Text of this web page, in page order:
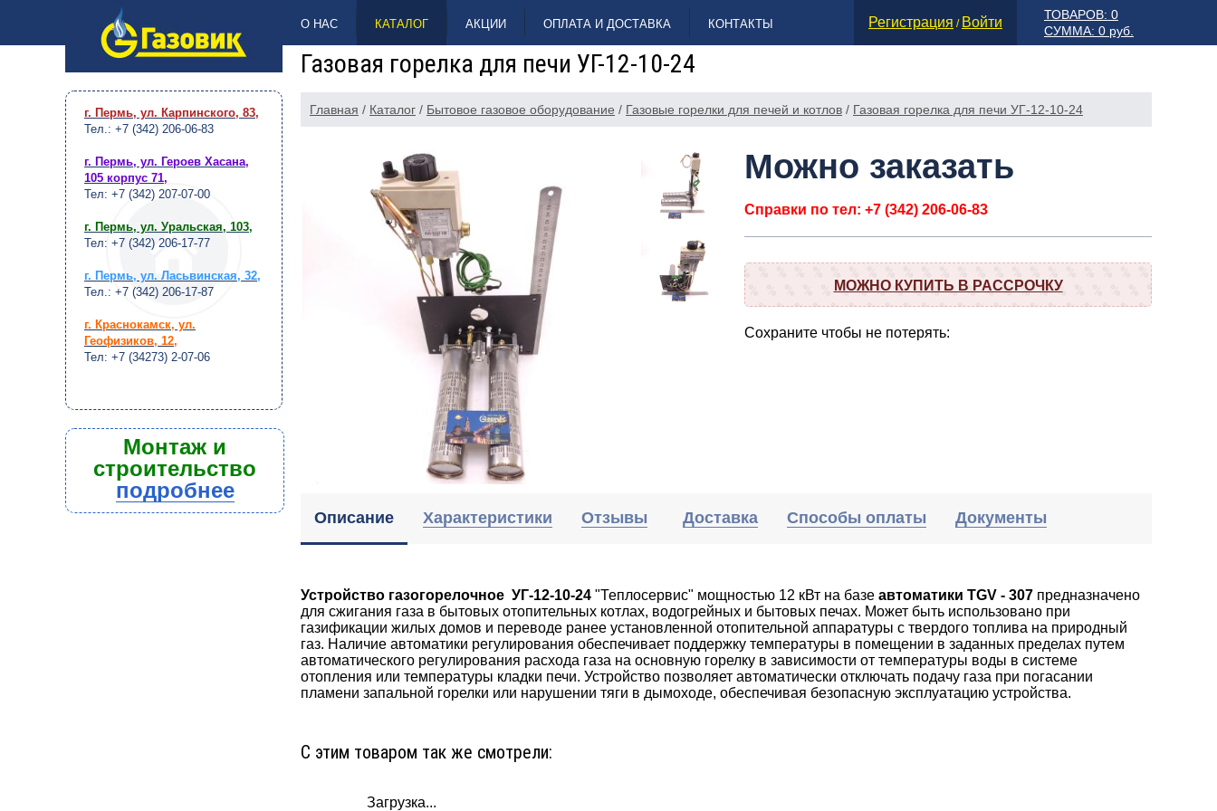
НАВЕРХ
О НАС КАТАЛОГ АКЦИИ ОПЛАТА И ДОСТАВКА КОНТАКТЫ
ТОВАРОВ: 0
СУММА: 0 руб.
Регистрация / Войти
Газовая горелка для печи УГ-12-10-24
Главная / Каталог / Бытовое газовое оборудование / Газовые горелки для печей и котлов / Газовая горелка для печи УГ-12-10-24
Можно заказать
Справки по тел: +7 (342) 206-06-83
МОЖНО КУПИТЬ В РАССРОЧКУ
Сохраните чтобы не потерять:
Описание Характеристики Отзывы Доставка Способы оплаты Документы
Устройство газогорелочное УГ-12-10-24 "Теплосервис" мощностью 12 кВт на базе автоматики TGV - 307 предназначено
для сжигания газа в бытовых отопительных котлах, водогрейных и бытовых печах. Может быть использовано при
газификации жилых домов и переводе ранее установленной отопительной аппаратуры с твердого топлива на природный
газ. Наличие автоматики регулирования обеспечивает поддержку температуры в помещении в заданных пределах путем
автоматического регулирования расхода газа на основную горелку в зависимости от температуры воды в системе
отопления или температуры кладки печи. Устройство позволяет автоматически отключать подачу газа при погасании
пламени запальной горелки или нарушении тяги в дымоходе, обеспечивая безопасную эксплуатацию устройства.
С этим товаром так же смотрели:
Загрузка...
г. Пермь, ул. Карпинского, 83,
Тел.: +7 (342) 206-06-83
г. Пермь, ул. Героев Хасана,
105 корпус 71,
Тел: +7 (342) 207-07-00
г. Пермь, ул. Уральская, 103,
Тел: +7 (342) 206-17-77
г. Пермь, ул. Ласьвинская, 32,
Тел.: +7 (342) 206-17-87
г. Краснокамск, ул.
Геофизиков, 12,
Тел: +7 (34273) 2-07-06
Монтаж и
строительство
подробнее